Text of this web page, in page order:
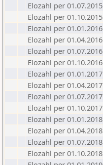
Elozahl per 01.07.2015
Elozahl per 01.10.2015
Elozahl per 01.01.2016
Elozahl per 01.04.2016
Elozahl per 01.07.2016
Elozahl per 01.10.2016
Elozahl per 01.01.2017
Elozahl per 01.04.2017
Elozahl per 01.07.2017
Elozahl per 01.10.2017
Elozahl per 01.01.2018
Elozahl per 01.04.2018
Elozahl per 01.07.2018
Elozahl per 01.10.2018